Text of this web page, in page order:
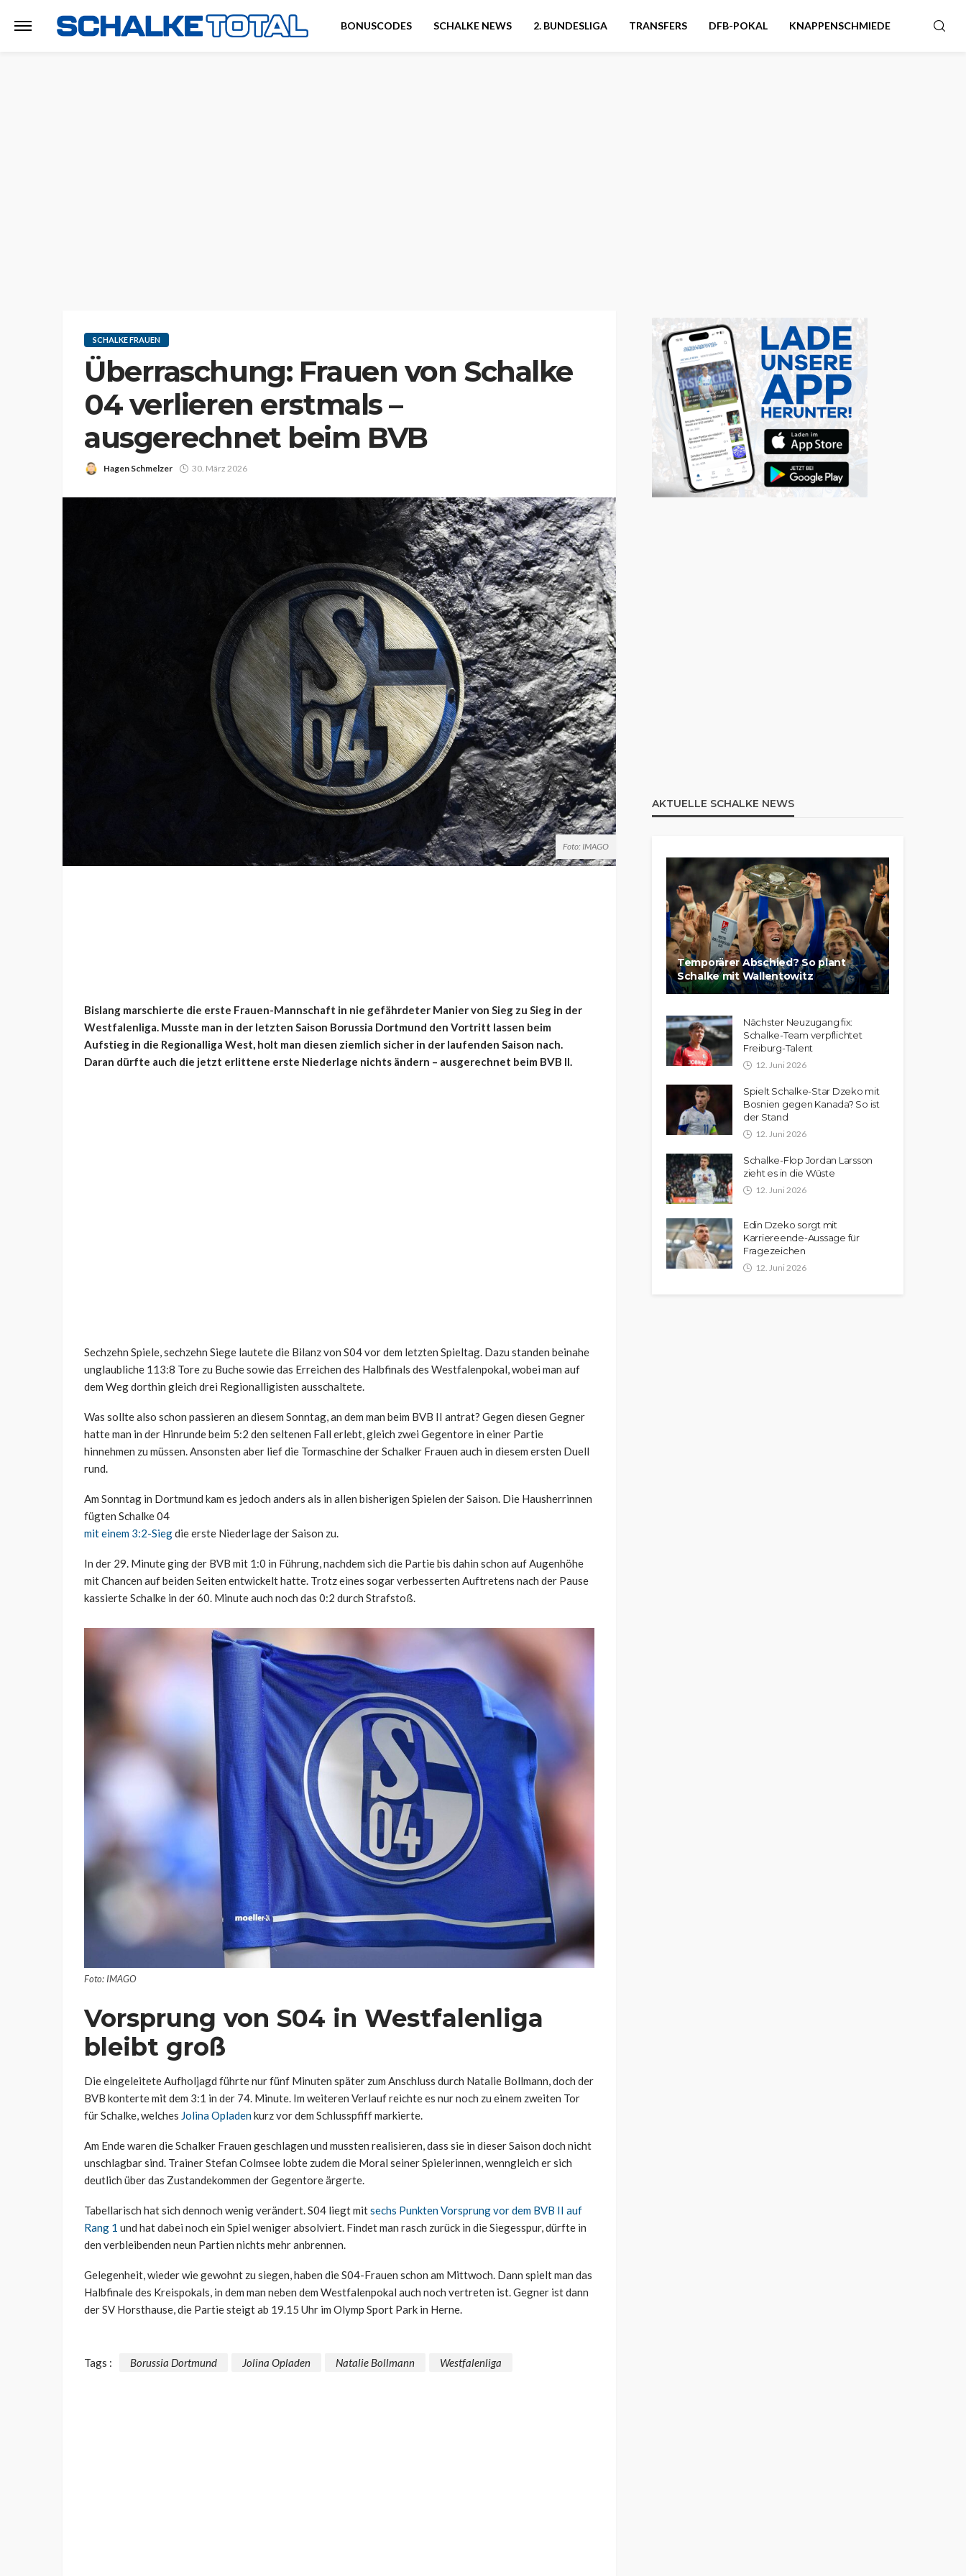
BONUSCODES SCHALKE NEWS 2. BUNDESLIGA TRANSFERS DFB-POKAL KNAPPENSCHMIEDE
SCHALKE FRAUEN
Überraschung: Frauen von Schalke
04 verlieren erstmals –
ausgerechnet beim BVB
Hagen Schmelzer 30. März 2026
Foto: IMAGO
Bislang marschierte die erste Frauen-Mannschaft in nie gefährdeter Manier von Sieg zu Sieg in der
Westfalenliga. Musste man in der letzten Saison Borussia Dortmund den Vortritt lassen beim
Aufstieg in die Regionalliga West, holt man diesen ziemlich sicher in der laufenden Saison nach.
Daran dürfte auch die jetzt erlittene erste Niederlage nichts ändern – ausgerechnet beim BVB II.
Sechzehn Spiele, sechzehn Siege lautete die Bilanz von S04 vor dem letzten Spieltag. Dazu standen beinahe
unglaubliche 113:8 Tore zu Buche sowie das Erreichen des Halbfinals des Westfalenpokal, wobei man auf
dem Weg dorthin gleich drei Regionalligisten ausschaltete.
Was sollte also schon passieren an diesem Sonntag, an dem man beim BVB II antrat? Gegen diesen Gegner
hatte man in der Hinrunde beim 5:2 den seltenen Fall erlebt, gleich zwei Gegentore in einer Partie
hinnehmen zu müssen. Ansonsten aber lief die Tormaschine der Schalker Frauen auch in diesem ersten Duell
rund.
Am Sonntag in Dortmund kam es jedoch anders als in allen bisherigen Spielen der Saison. Die Hausherrinnen
fügten Schalke 04
mit einem 3:2-Siegdie erste Niederlage der Saison zu.
In der 29. Minute ging der BVB mit 1:0 in Führung, nachdem sich die Partie bis dahin schon auf Augenhöhe
mit Chancen auf beiden Seiten entwickelt hatte. Trotz eines sogar verbesserten Auftretens nach der Pause
kassierte Schalke in der 60. Minute auch noch das 0:2 durch Strafstoß.
Foto: IMAGO
Vorsprung von S04 in Westfalenliga
bleibt groß
Die eingeleitete Aufholjagd führte nur fünf Minuten später zum Anschluss durch Natalie Bollmann, doch der
BVB konterte mit dem 3:1 in der 74. Minute. Im weiteren Verlauf reichte es nur noch zu einem zweiten Tor
für Schalke, welches Jolina Opladenkurz vor dem Schlusspfiff markierte.
Am Ende waren die Schalker Frauen geschlagen und mussten realisieren, dass sie in dieser Saison doch nicht
unschlagbar sind. Trainer Stefan Colmsee lobte zudem die Moral seiner Spielerinnen, wenngleich er sich
deutlich über das Zustandekommen der Gegentore ärgerte.
Tabellarisch hat sich dennoch wenig verändert. S04 liegt mitsechs Punkten Vorsprung vor dem BVB II auf
Rang 1 und hat dabei noch ein Spiel weniger absolviert. Findet man rasch zurück in die Siegesspur, dürfte in
den verbleibenden neun Partien nichts mehr anbrennen.
Gelegenheit, wieder wie gewohnt zu siegen, haben die S04-Frauen schon am Mittwoch. Dann spielt man das
Halbfinale des Kreispokals, in dem man neben dem Westfalenpokal auch noch vertreten ist. Gegner ist dann
der SV Horsthause, die Partie steigt ab 19.15 Uhr im Olymp Sport Park in Herne.
Tags : Borussia Dortmund Jolina Opladen Natalie Bollmann Westfalenliga
AKTUELLE SCHALKE NEWS
Temporärer Abschied? So plant
Schalke mit Wallentowitz
Nächster Neuzugang fix:
Schalke-Team verpflichtet
Freiburg-Talent
12. Juni 2026
Spielt Schalke-Star Dzeko mit
Bosnien gegen Kanada? So ist
der Stand
12. Juni 2026
Schalke-Flop Jordan Larsson
zieht es in die Wüste
12. Juni 2026
Edin Dzeko sorgt mit
Karriereende-Aussage für
Fragezeichen
12. Juni 2026